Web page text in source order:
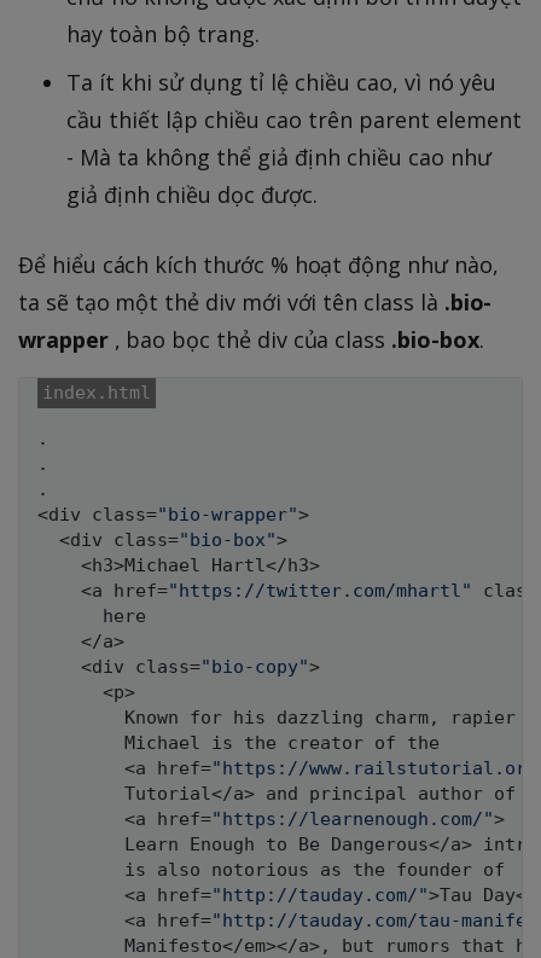
hay toàn bộ trang.
Ta ít khi sử dụng tỉ lệ chiều cao, vì nó yêu
cầu thiết lập chiều cao trên parent element
- Mà ta không thể giả định chiều cao như
giả định chiều dọc được.
Để hiểu cách kích thước % hoạt động như nào,
ta sẽ tạo một thẻ div mới với tên class là .bio-
wrapper, bao bọc thẻ div của class .bio-box.
.
.
.
<div class="bio-wrapper">
  <div class=
"bio-box">
    <h3>Michael Hartl</h3>
    <a href=
"https://twitter.com/mhartl"
      here
    </a>
    <div class=
"bio-copy">
      <p>
        Known for his dazzling charm
,
rapier
        Michael is the creator of the
        <a href=
"https://
Tutorial</a> and principal author of
        <a href=
"https://learnenough.com/">
Learn Enough to Be Dangerous</a>
        is also notorious as the founder of
        <a href=
"http://tauday.com/">Tau
        <a href=
"http://tauday.com/tau-
        Manifesto</em></a>
,
but rumors that